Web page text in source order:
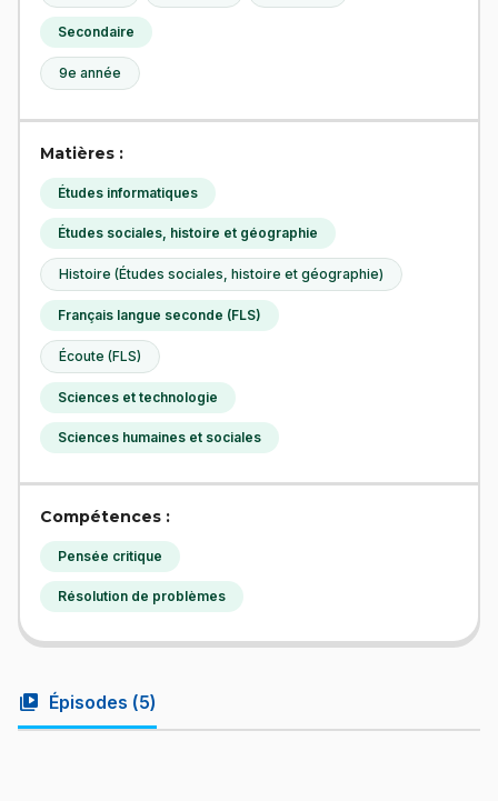
Secondaire
9e année
Matières :
Études informatiques
Études sociales, histoire et géographie
Histoire (Études sociales, histoire et géographie)
Français langue seconde (FLS)
Écoute (FLS)
Sciences et technologie
Sciences humaines et sociales
Compétences :
Pensée critique
Résolution de problèmes
video_library Épisodes (5)